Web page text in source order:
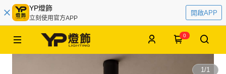
YP燈飾
立刻使用官方APP
開啟APP
0
1/1